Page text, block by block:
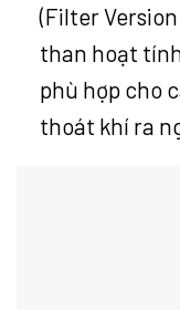
(Filter
than hoạt
phù hợp cho
thoát khí ra